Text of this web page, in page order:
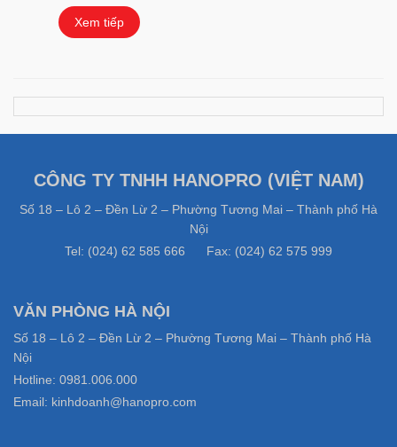
Xem tiếp
CÔNG TY TNHH HANOPRO (VIỆT NAM)
Số 18 – Lô 2 – Đền Lừ 2 – Phường Tương Mai – Thành phố Hà
Nội
Tel: (024) 62 585 666 Fax: (024) 62 575 999
VĂN PHÒNG HÀ NỘI
Số 18 – Lô 2 – Đền Lừ 2 – Phường Tương Mai – Thành phố Hà
Nội
Hotline: 0981.006.000
Email: kinhdoanh@hanopro.com